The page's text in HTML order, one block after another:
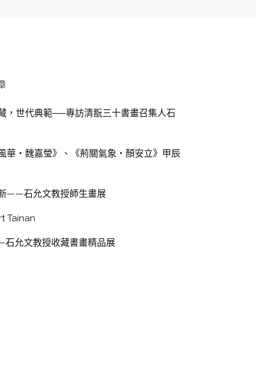
，世代典範──專訪清翫三十書畫召集人石
華・魏嘉瑩》、《荊關氣象・顏安立》甲辰
——石允文教授師生畫展
Tainan
允文教授收藏書畫精品展